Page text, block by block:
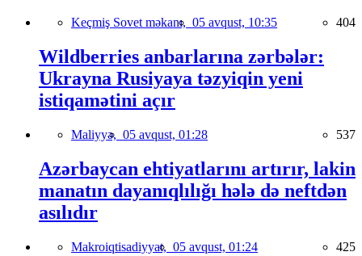
Keçmiş Sovet məkanı, 05 avqust, 10:35 404
Wildberries anbarlarına zərbələr:
Ukrayna Rusiyaya təzyiqin yeni
istiqamətini açır
Maliyyə, 05 avqust, 01:28 537
Azərbaycan ehtiyatlarını artırır, lakin
manatın dayanıqlılığı hələ də neftdən
asılıdır
Makroiqtisadiyyat, 05 avqust, 01:24 425